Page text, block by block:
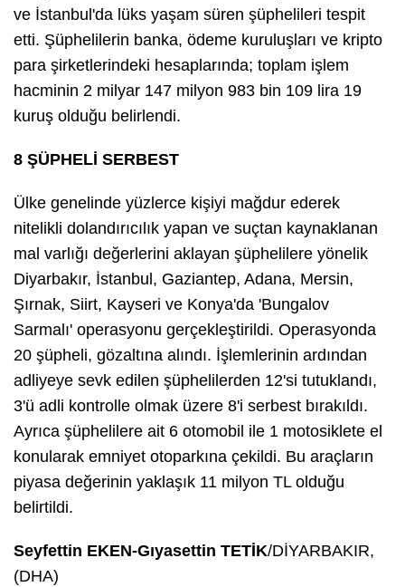
ve İstanbul'da lüks yaşam süren şüphelileri tespit
etti. Şüphelilerin banka, ödeme kuruluşları ve kripto
para şirketlerindeki hesaplarında; toplam işlem
hacminin 2 milyar 147 milyon 983 bin 109 lira 19
kuruş olduğu belirlendi.
8 ŞÜPHELİ SERBEST
Ülke genelinde yüzlerce kişiyi mağdur ederek
nitelikli dolandırıcılık yapan ve suçtan kaynaklanan
mal varlığı değerlerini aklayan şüphelilere yönelik
Diyarbakır, İstanbul, Gaziantep, Adana, Mersin,
Şırnak, Siirt, Kayseri ve Konya'da 'Bungalov
Sarmalı' operasyonu gerçekleştirildi. Operasyonda
20 şüpheli, gözaltına alındı. İşlemlerinin ardından
adliyeye sevk edilen şüphelilerden 12'si tutuklandı,
3'ü adli kontrolle olmak üzere 8'i serbest bırakıldı.
Ayrıca şüphelilere ait 6 otomobil ile 1 motosiklete el
konularak emniyet otoparkına çekildi. Bu araçların
piyasa değerinin yaklaşık 11 milyon TL olduğu
belirtildi.
Seyfettin EKEN-Gıyasettin TETİK/DİYARBAKIR,
(DHA)